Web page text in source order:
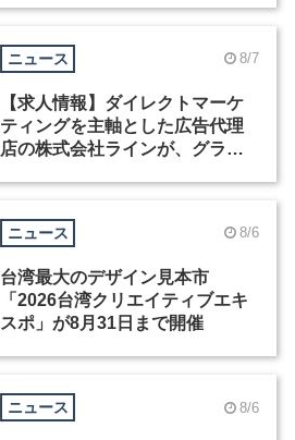
ニュース 8/7
【求人情報】ダイレクトマーケ
ティングを主軸とした広告代理
店の株式会社ラインが、グラフ
ニュース 8/6
台湾最大のデザイン見本市
「2026台湾クリエイティブエキ
スポ」が8月31日まで開催
ニュース 8/6